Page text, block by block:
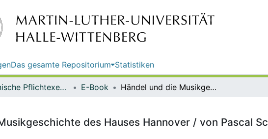
Das gesamte Repositorium Statistiken
Elektronische Pflichtexemplare E-Book Händel und die Musikgeschichte des Hauses Hannover / von Pascal Schiemann (Halle/Saale)
des Hauses Hannover / von Pascal